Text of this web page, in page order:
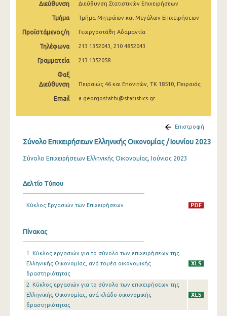
Ιουλίου 2025
Ιουνίου 2025
Μαΐου 2025
Απριλίου 2025
Μαρτίου 2025
Φεβρουαρίου 2025
Ιανουαρίου 2025
Σεπτεμβρίου 2024
Αυγούστου 2024
Ιουνίου 2024
Μαΐου 2024
Απριλίου 2024
Μαρτίου 2024
Διεύθυνση Διεύθυνση Στατιστικών Επιχειρήσεων
Τμήμα Τμήμα Μητρώων και Μεγάλων Επιχειρήσεων
Προϊστάμενος/η Γεωργοστάθη Αδαμαντία
Τηλέφωνα 213 1352043, 210 4852043
Γραμματεία 213 1352058
Φαξ
Διεύθυνση
Πειραιώς 46 και Επονιτών, ΤΚ 18510, Πειραιάς
Email a.georgostathi@statistics.gr
Επιστροφή
Σύνολο Επιχειρήσεων Ελληνικής Οικονομίας / Ιουνίου 2023
Σύνολο Επιχειρήσεων Ελληνικής Οικονομίας, Ιούνιος 2023
Δελτίο Τύπου
Κύκλος Εργασιών των Επιχειρήσεων
Πίνακας
1. Κύκλος εργασιών για το σύνολο των επιχειρήσεων της
Ελληνικής Οικονομίας, ανά τομέα οικονομικής
δραστηριότητας
2. Κύκλος εργασιών για το σύνολο των επιχειρήσεων της
Ελληνικής Οικονομίας, ανά κλάδο οικονομικής
δραστηριότητας